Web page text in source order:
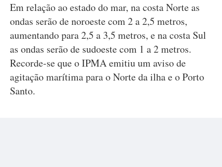
Em relação ao estado do mar, na costa Norte as
ondas serão de noroeste com 2 a 2,5 metros,
aumentando para 2,5 a 3,5 metros, e na costa Sul
as ondas serão de sudoeste com 1 a 2 metros.
Recorde-se que o IPMA emitiu um aviso de
agitação marítima para o Norte da ilha e o Porto
Santo.